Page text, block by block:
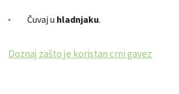
Čuvaj u hladnjaku.
Doznaj zašto je koristan crni gavez